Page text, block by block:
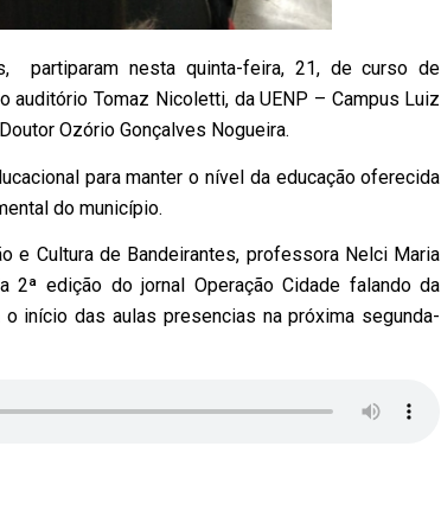
partiparam nesta quinta-feira, 21, de curso de
Tomaz Nicoletti, da UENP – Campus Luiz
Ozório Gonçalves Nogueira.
para manter o nível da educação oferecida
do município.
e Cultura de Bandeirantes, professora Nelci Maria
edição do jornal Operação Cidade falando da
início das aulas presencias na próxima segunda-